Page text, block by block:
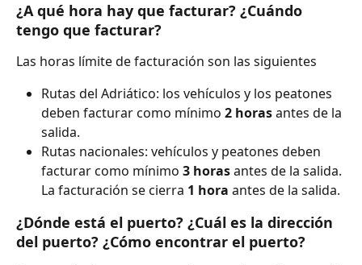
¿A qué hora hay que facturar? ¿Cuándo
tengo que facturar?
Las horas límite de facturación son las siguientes
Rutas del Adriático: los vehículos y los peatones
deben facturar como mínimo 2 horas antes de la
salida.
Rutas nacionales: vehículos y peatones deben
facturar como mínimo 3 horas antes de la salida.
La facturación se cierra 1 hora antes de la salida.
¿Dónde está el puerto? ¿Cuál es la dirección
del puerto? ¿Cómo encontrar el puerto?